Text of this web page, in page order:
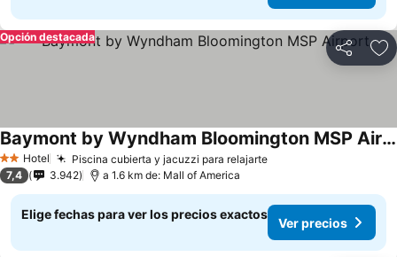
Compartir
Opción destacada
2 Estrellas
Hotel Piscina cubierta y jacuzzi para relajarte
Baymont by Wyndham Bloomington MSP Airport
7,4 3.942 a 1.6 km de: Mall of America
Elige fechas para ver los precios exactos
Ver precios